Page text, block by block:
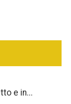
e in...